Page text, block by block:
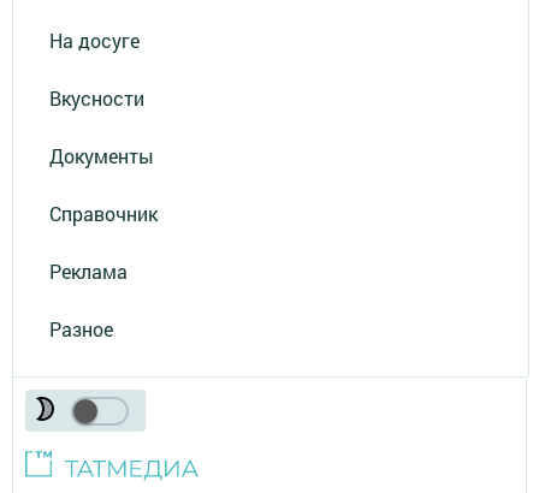
На досуге
Вкусности
Документы
Справочник
Реклама
Разное